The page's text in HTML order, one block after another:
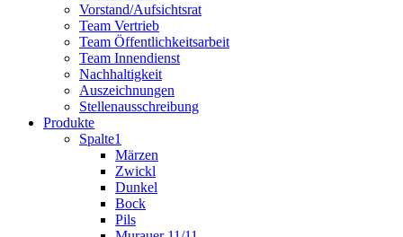
Vorstand/Aufsichtsrat
Team Vertrieb
Team Öffentlichkeitsarbeit
Team Innendienst
Nachhaltigkeit
Auszeichnungen
Stellenausschreibung
Produkte
Spalte1
Märzen
Zwickl
Dunkel
Bock
Pils